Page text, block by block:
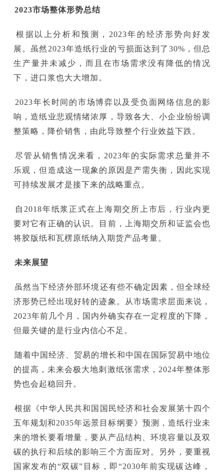
2023市场整体形势总结
据以上分析和预测，2023年的经济形势向好发
展。虽然2023年造纸行业的亏损面达到了30%，但总
生产量并未减少，而且在市场需求没有降低的情况
下，进口浆也大大增加。
年长时间的市场博弈以及受负面网络信息的影
响，造纸业悲观情绪浓厚，导致各大、小企业纷纷调
整策略，降价销售，由此导致整个行业效益下跌。
管从销售情况来看，2023年的实际需求总量并不
乐观，但造成这一现象的原因是产需失衡，因此实现
可持续发展才是接下来的战略重点。
2018年纸浆正式在上海期交所上市后，行业内更
要对它有正确的认识。目前，上海期交所和证监会也
将胶版纸和瓦楞原纸纳入期货产品考量。
未来展望
然当下经济外部环境还有些不确定因素，但全球经
济形势已经出现好转的迹象。从市场需求层面来说，
2023年前几个月，国内外确实存在一定程度的下降，
但最关键的是行业内信心不足。
着中国经济、贸易的增长和中国在国际贸易中地位
的提高，未来会极大地刺激纸张需求，2024年整体形
势也会起稳回升。
据《中华人民共和国国民经济和社会发展第十四个
五年规划和2035年远景目标纲要》预测，造纸行业未
来的增长要看增量，要从产品结构、环境容量以及双
碳的执行和后续的影响三个方面应对。另外，要重视
国家发布的“双碳”目标，即“2030年前实现碳达峰，